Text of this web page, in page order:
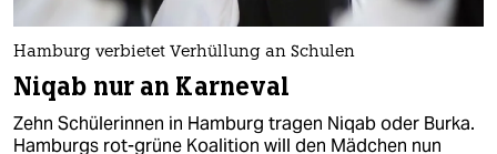
Hamburg verbietet Verhüllung an Schulen
Niqab nur an Karneval
Zehn Schülerinnen in Hamburg tragen Niqab oder Burka.
Hamburgs rot-grüne Koalition will den Mädchen nun